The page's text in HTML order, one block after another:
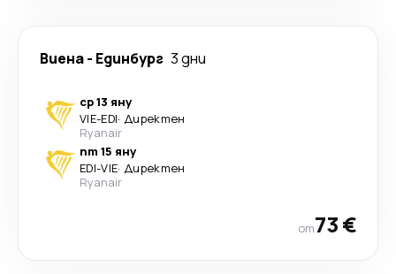
Виена- Единбург 3 дни
ср 13 яну
VIE-EDI· Директен
Ryanair
пт 15 яну
EDI-VIE· Директен
Ryanair
от73 €